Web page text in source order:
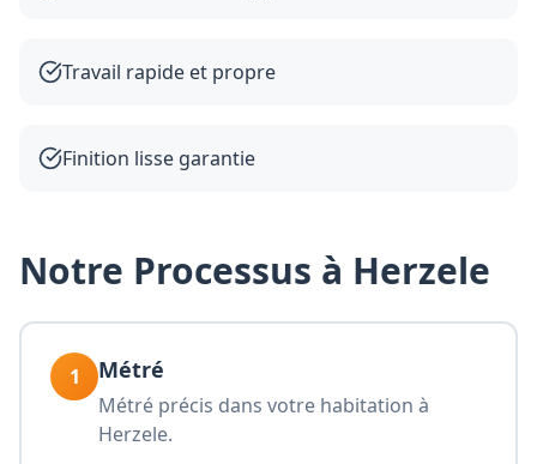
Travail rapide et propre
Finition lisse garantie
Notre Processus à Herzele
1 Métré
Métré précis dans votre habitation à
Herzele.